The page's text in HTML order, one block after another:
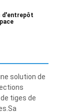
d'entrepôt
solution de
tiges de